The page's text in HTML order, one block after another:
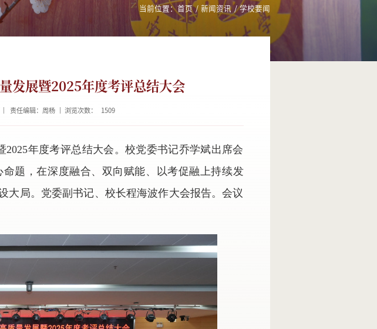
当前位置：首页 / 新闻资讯 / 学校要闻
发展暨2025年度考评总结大会
责任编辑：周杨 浏览次数： 1509
年度考评总结大会。校党委书记乔学斌出席会
题，在深度融合、双向赋能、以考促融上持续发
大局。党委副书记、校长程海波作大会报告。会议